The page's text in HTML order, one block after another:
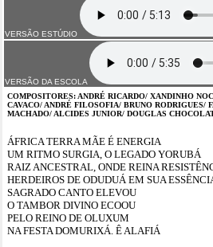
VERSÃO ESTÚDIO
VERSÃO DA ESCOLA
COMPOSITORES: ANDRÉ RICARDO/ XANDINHO
CAVACO/ ANDRÉ FILOSOFIA/ BRUNO RODRIGUES/
MACHADO/ ALCIDES JUNIOR/ DOUGLAS
ÁFRICA TERRA MÃE É ENERGIA
UM RITMO SURGIA, O LEGADO YORUBÁ
RAIZ ANCESTRAL, ONDE REINA
HERDEIROS DE ODUDUÁ EM SUA
SAGRADO CANTO ELEVOU
O TAMBOR DIVINO ECOOU
PELO REINO DE OLUXUM
NA FESTA DOMURIXÁ. Ê ALAFIÁ